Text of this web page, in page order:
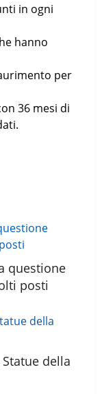
in ogni
hanno
per
36 mesi di
questione
posti
della